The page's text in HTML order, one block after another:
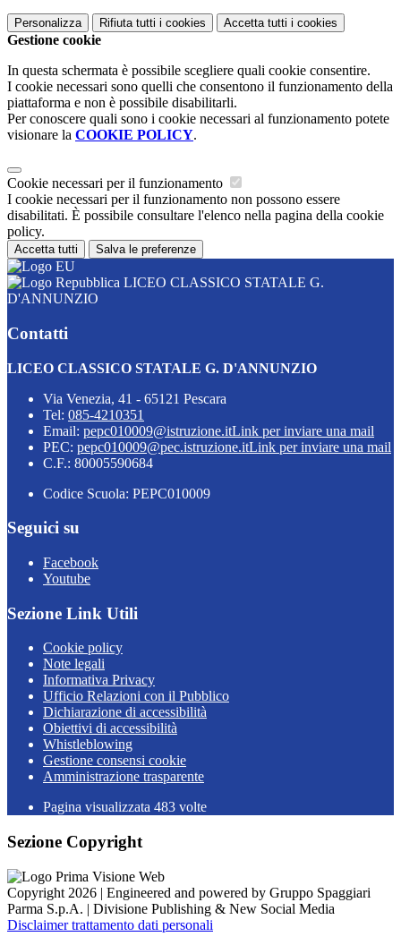
Personalizza Rifiuta tutti i cookies Accetta tutti i cookies
Gestione cookie
In questa schermata è possibile scegliere quali cookie consentire.
I cookie necessari sono quelli che consentono il funzionamento della
piattaforma e non è possibile disabilitarli.
Per conoscere quali sono i cookie necessari al funzionamento potete
visionare la COOKIE POLICY.
Cookie necessari per il funzionamento
I cookie necessari per il funzionamento non possono essere
disabilitati. È possibile consultare l'elenco nella pagina della cookie
policy.
Accetta tutti Salva le preferenze
LICEO CLASSICO STATALE G.
D'ANNUNZIO
Contatti
LICEO CLASSICO STATALE G. D'ANNUNZIO
Via Venezia, 41 - 65121 Pescara
Tel: 085-4210351
Email: pepc010009@istruzione.itLink per inviare una mail
PEC: pepc010009@pec.istruzione.itLink per inviare una mail
C.F.: 80005590684
Codice Scuola: PEPC010009
Seguici su
Facebook
Youtube
Sezione Link Utili
Cookie policy
Note legali
Informativa Privacy
Ufficio Relazioni con il Pubblico
Dichiarazione di accessibilità
Obiettivi di accessibilità
Whistleblowing
Gestione consensi cookie
Amministrazione trasparente
Pagina visualizzata 483 volte
Sezione Copyright
Copyright 2026 | Engineered and powered by Gruppo Spaggiari
Parma S.p.A. | Divisione Publishing & New Social Media
Disclaimer trattamento dati personali